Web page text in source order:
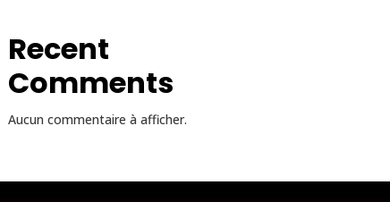
Recent
Comments
Aucun commentaire à afficher.